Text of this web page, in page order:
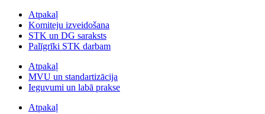
Atpakaļ
Komiteju izveidošana
STK un DG saraksts
Palīgrīki STK darbam
Atpakaļ
MVU un standartizācija
Ieguvumi un labā prakse
Atpakaļ